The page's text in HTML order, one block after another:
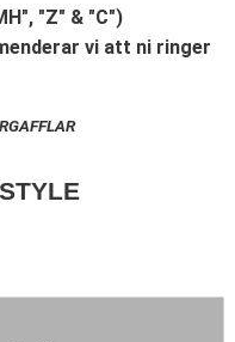
"Z" & "C")
vi att ni ringer